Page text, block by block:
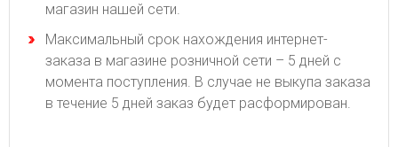
магазин нашей сети.
Максимальный срок нахождения интернет-
заказа в магазине розничной сети – 5 дней с
момента поступления. В случае не выкупа заказа
в течение 5 дней заказ будет расформирован.